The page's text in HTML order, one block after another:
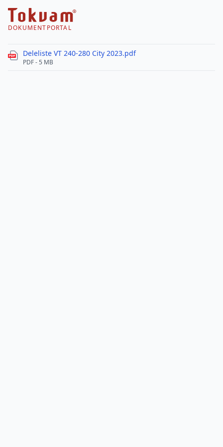
DOKUMENTPORTAL
Deleliste VT 240-280 City 2023.pdf
PDF - 5 MB